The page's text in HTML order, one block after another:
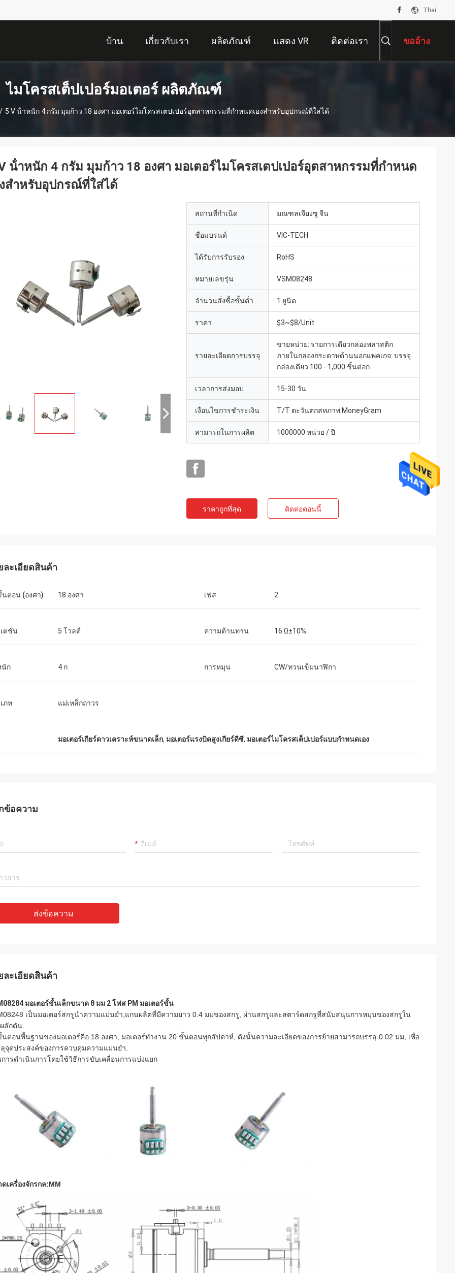
Thai
บ้าน เกี่ยวกับเรา ผลิตภัณฑ์ แสดง VR ติดต่อเรา ขออ้าง
ไมโครสเต็ปเปอร์มอเตอร์ ผลิตภัณฑ์
5 V น้ําหนัก 4 กรัม มุมก้าว 18 องศา มอเตอร์ไมโครสเตปเปอร์อุตสาหกรรมที่กําหนดเองสําหรับอุปกรณ์ที่ใส่ได้
อย่างมืออาชีพและชัดเจน ส่งคำสั่ง
ในการตัดสินใจซื้อ พวกเขาพร้อมที่จะปรับ
น้ําหนัก 4 กรัม มุมก้าว 18 องศา มอเตอร์ไมโครสเตปเปอร์อุตสาหกรรมที่กําหนด
สําหรับอุปกรณ์ที่ใส่ได้
สถานที่กำเนิด มณฑลเจียงซู จีน
ชื่อแบรนด์ VIC-TECH
ได้รับการรับรอง RoHS
หมายเลขรุ่น VSM08248
จำนวนสั่งซื้อขั้นต่ำ 1 ยูนิต
ราคา $3~$8/Unit
รายละเอียดการบรรจุ
ขายหน่วย: รายการเดียวกล่องพลาสติก
ภายในกล่องกระดาษด้านนอกแพคเกจ: บรรจุ
กล่องเดียว 100 - 1,000 ชิ้นต่อก
เวลาการส่งมอบ 15-30 วัน
เงื่อนไขการชำระเงิน T/T ตะวันตกสหภาพ MoneyGram
สามารถในการผลิต 1000000 หน่วย / ปี
ราคาถูกที่สุด ติดต่อตอนนี้
ละเอียดสินค้า
ตอน (องศา) 18 องศา เฟส 2
ตชั่น 5 โวลต์ ความต้านทาน 16 Ω±10%
นัก 4 ก การหมุน CW/ทวนเข็มนาฬิกา
ภท แม่เหล็กถาวร
มอเตอร์เกียร์ดาวเคราะห์ขนาดเล็ก, มอเตอร์แรงบิดสูงเกียร์ดีซี, มอเตอร์ไมโครสเต็ปเปอร์แบบกำหนดเอง
ข้อความ
ส่งข้อความ
ละเอียดสินค้า
มอเตอร์ขั้นเล็กขนาด 8 มม 2 โฟส PM มอเตอร์ขั้น
เป็นมอเตอร์สกรูนําความแม่นยํา,แกนผลิตที่มีความยาว 0.4 มมของสกรู, ผ่านสกรูและสตาร์ดสกรูที่สนับสนุนการหมุนของสกรูใน
ลักดัน.
ตอนพื้นฐานของมอเตอร์คือ 18 องศา, มอเตอร์ทํางาน 20 ขั้นตอนทุกสัปดาห์, ดังนั้นความละเอียดของการย้ายสามารถบรรลุ 0.02 มม, เพื่อ
จุดประสงค์ของการควบคุมความแม่นยํา.
ารดําเนินการโดยใช้วิธีการขับเคลื่อนการแบ่งแยก
เครื่องจักรกล:MM